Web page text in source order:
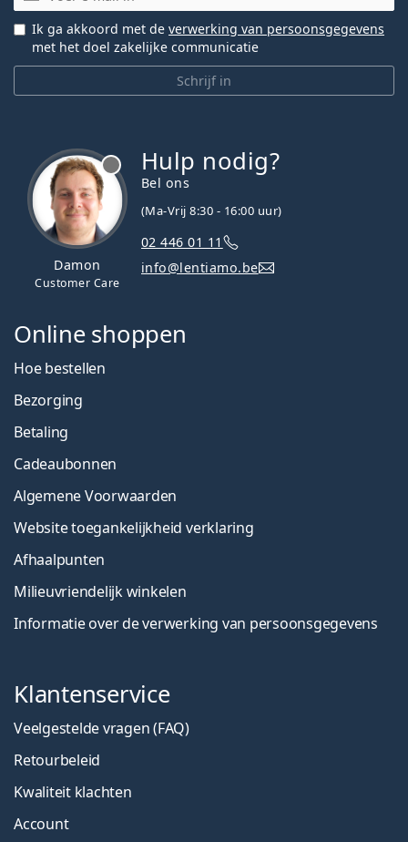
Schrijf in
Ik ga akkoord met de verwerking van persoonsgegevens
met het doel zakelijke communicatie
Damon
Customer Care
Hulp nodig?
Bel ons
(Ma-Vrij 8:30 - 16:00 uur)
02 446 01 11
info@lentiamo.be
Online shoppen
Hoe bestellen
Bezorging
Betaling
Cadeaubonnen
Algemene Voorwaarden
Website toegankelijkheid verklaring
Afhaalpunten
Milieuvriendelijk winkelen
Informatie over de verwerking van persoonsgegevens
Klantenservice
Veelgestelde vragen (FAQ)
Retourbeleid
Kwaliteit klachten
Account